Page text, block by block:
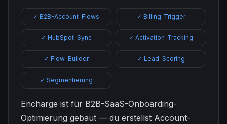
✓ B2B-Account-Flows ✓ Billing-Trigger
✓ HubSpot-Sync ✓ Activation-Tracking
✓ Flow-Builder ✓ Lead-Scoring
✓ Segmentierung
Encharge ist für B2B-SaaS-Onboarding-
Optimierung gebaut — du erstellst Account-